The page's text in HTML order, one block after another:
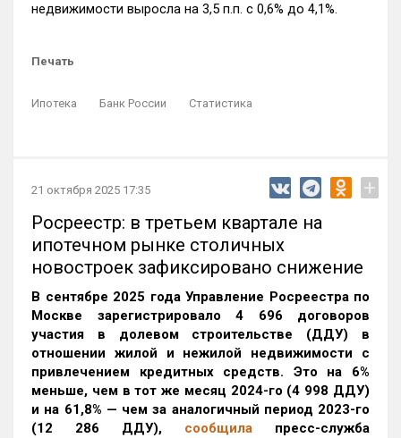
недвижимости выросла на 3,5 п.п. с 0,6% до 4,1%.
Печать
Ипотека Банк России Статистика
21 октября 2025 17:35 +
Росреестр: в третьем квартале на
ипотечном рынке столичных
новостроек зафиксировано снижение
В сентябре 2025 года Управление Росреестра по
Москве зарегистрировало 4 696 договоров
участия в долевом строительстве (ДДУ) в
отношении жилой и нежилой недвижимости с
привлечением кредитных средств. Это на 6%
меньше, чем в тот же месяц 2024-го (4 998 ДДУ)
и на 61,8% — чем за аналогичный период 2023-го
(12 286 ДДУ), сообщила пресс-служба